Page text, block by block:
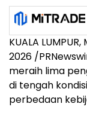
KUALA
2026 /
meraih lima
di tengah
perbedaan